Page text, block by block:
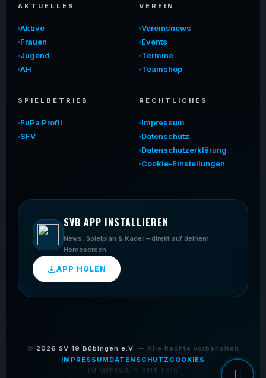
AKTUELLES
Aktive
Frauen
Jugend
AH
VEREIN
Vereinsnews
Events
Termine
Teamshop
SPIELBETRIEB
FuPa Profil
SFV
RECHTLICHES
Impressum
Datenschutz
Datenschutzerklärung
Cookie-Einstellungen
SVB APP INSTALLIEREN
News, Spielplan & Kader – direkt auf deinem
Homescreen
APP HOLEN
© 2026 SV 19 Bübingen e.V. — Alle Rechte vorbehalten
IMPRESSUM DATENSCHUTZ COOKIES
IM MEERWALD SEIT 2019